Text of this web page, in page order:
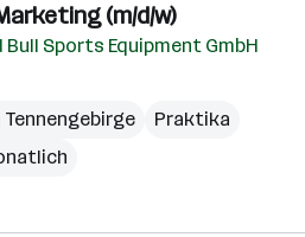
(m/d/w)
Bull Sports Equipment GmbH
Praktika